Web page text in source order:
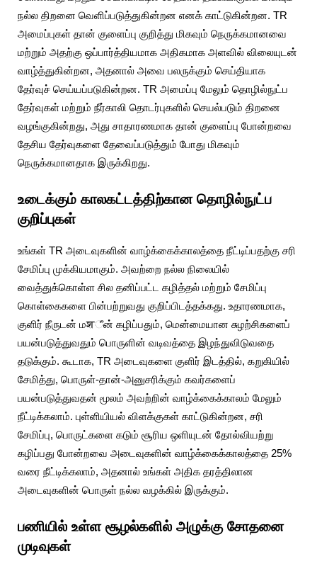
நல்ல திறனை வெளிப்படுத்துகின்றன எனக் காட்டுகின்றன. TR
அமைப்புகள் தான் குளைப்பு குறித்து மிகவும் நெருக்கமானவை
மற்றும் அதற்கு ஒப்பார்த்தியமாக அதிகமாக அளவில் விலையுடன்
வாழ்த்துகின்றன, அதனால் அவை பலருக்கும் செய்தியாக
தேர்வுச் செய்யப்படுகின்றன. TR அமைப்பு மேலும் தொழில்நுட்ப
தேர்வுகள் மற்றும் நீர்காலி தொடர்புகளில் செயல்படும் திறனை
வழங்குகின்றது, அது சாதாரணமாக தான் குளைப்பு போன்றவை
தேசிய தேர்வுகளை தேவைப்படுத்தும் போது மிகவும்
நெருக்கமானதாக இருக்கிறது.
உடைக்கும் காலகட்டத்திற்கான தொழில்நுட்ப
குறிப்புகள்
உங்கள் TR அடைவுகளின் வாழ்க்கைக்காலத்தை நீட்டிப்பதற்கு சரி
சேமிப்பு முக்கியமாகும். அவற்றை நல்ல நிலையில்
வைத்துக்கொள்ள சில தனிப்பட்ட கழித்தல் மற்றும் சேமிப்பு
கொள்கைகளை பின்பற்றுவது குறிப்பிடத்தக்கது. உதாரணமாக,
குளிர் நீருடன் மशீன் கழிப்பதும், மென்மையான சுழற்சிகளைப்
பயன்படுத்துவதும் பொருளின் வடிவத்தை இழந்துவிடுவதை
தடுக்கும். கூடாக, TR அடைவுகளை குளிர் இடத்தில், கறுகியில்
சேமித்து, பொருள்-தான்-அனுசரிக்கும் கவர்களைப்
பயன்படுத்துவதன் மூலம் அவற்றின் வாழ்க்கைக்காலம் மேலும்
நீட்டிக்கலாம். புள்ளியியல் விளக்குகள் காட்டுகின்றன, சரி
சேமிப்பு, பொருட்களை கடும் சூரிய ஒளியுடன் தோல்வியற்று
கழிப்பது போன்றவை அடைவுகளின் வாழ்க்கைக்காலத்தை 25%
வரை நீட்டிக்கலாம், அதனால் உங்கள் அதிக தரத்திலான
அடைவுகளின் பொருள் நல்ல வழக்கில் இருக்கும்.
பணியில் உள்ள சூழல்களில் அழுக்கு சோதனை
முடிவுகள்